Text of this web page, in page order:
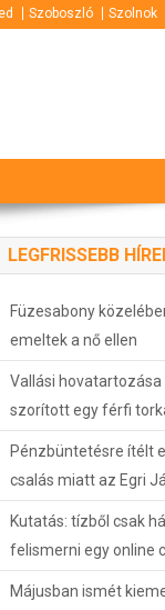
Szoboszló Szolnok
LEGFRISSEBB
Füzesabony
emeltek a nő ellen
Vallási
szorított egy férfi
Pénzbüntetésre ítélt
csalás miatt az Egri
Kutatás: tízből csak
felismerni egy online
Májusban ismét